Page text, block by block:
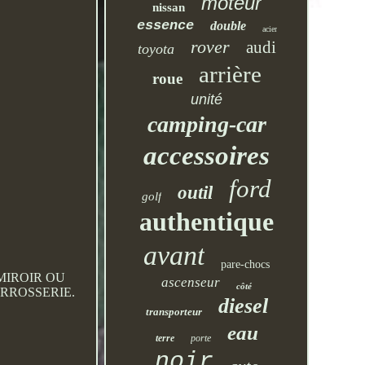
OU
nissan
essence double acier
toyota rover audi
roue arrière
unité
camping-car
accessoires
golf outil ford
authentique
avant pare-chocs
ascenseur côté
transporteur diesel
terre porte eau